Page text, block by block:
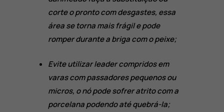
corte o pronto com desgastes, essa
área se torna mais frágil e pode
romper durante a briga com o peixe;
Evite utilizar leader compridos em
varas com passadores pequenos ou
micros, o nó pode sofrer atrito com a
porcelana podendo até quebrá-la;